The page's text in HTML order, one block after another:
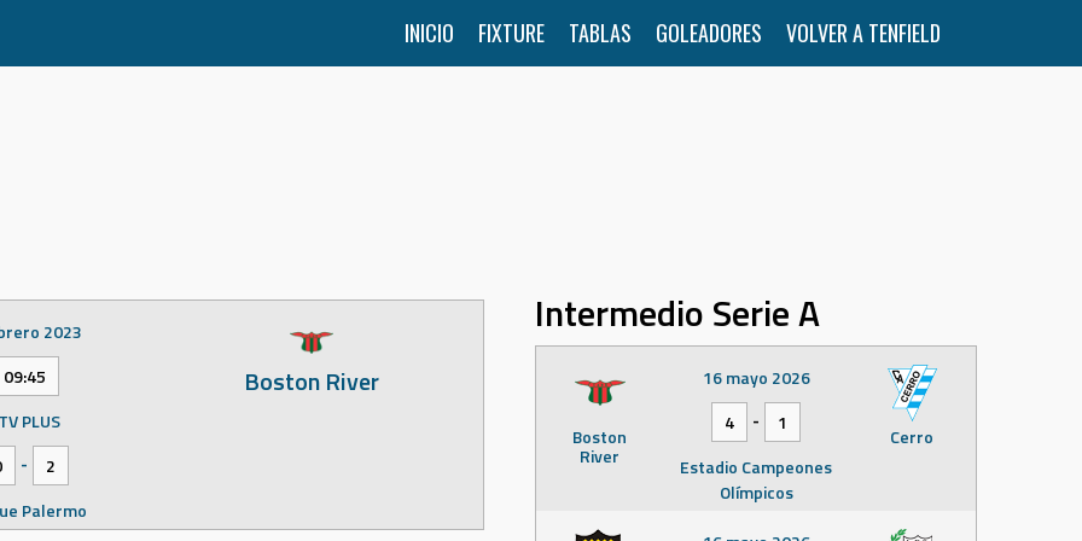
INICIO FIXTURE TABLAS GOLEADORES VOLVER A TENFIELD
Boston River
2023
09:45
PLUS
-
2
Palermo
Intermedio Serie A
Boston
River
Cerro
16 mayo 2026
4
-
1
Estadio Campeones
Olímpicos